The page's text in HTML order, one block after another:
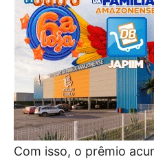
Com isso, o prêmio